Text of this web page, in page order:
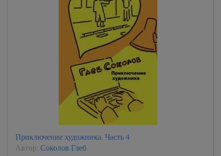
Приключение художника. Часть 4
Автор: Соколов Глеб